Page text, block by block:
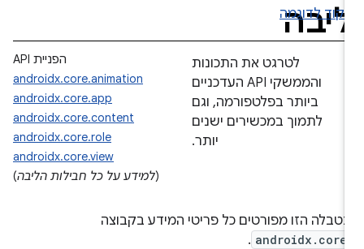
קוד לדוגמה
הפניית API
androidx.core.animation
androidx.core.app
androidx.core.content
androidx.core.role
androidx.core.view
למידע על כל חבילות הליבה)
לטרגט את התכונות
והממשקי API העדכניים
ביותר בפלטפורמה, וגם
לתמוך במכשירים ישנים
יותר.
הזו מפורטים כל פריטי המידע בקבוצה
androidx.core
.